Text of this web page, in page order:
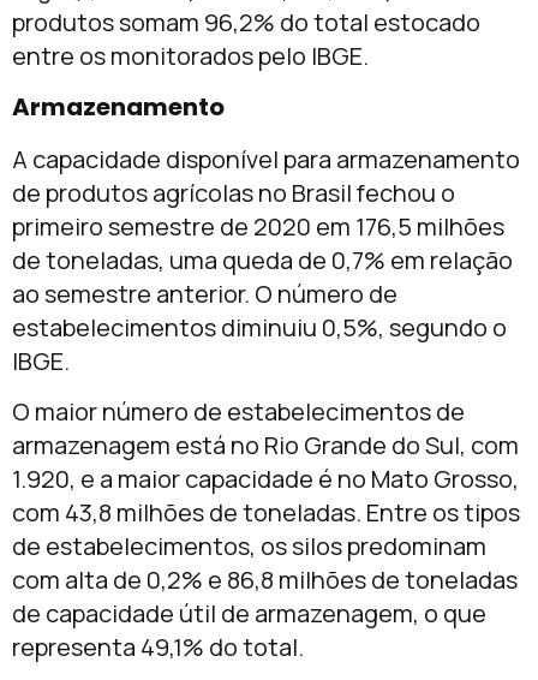
produtos somam 96,2% do total estocado
entre os monitorados pelo IBGE.
Armazenamento
A capacidade disponível para armazenamento
de produtos agrícolas no Brasil fechou o
primeiro semestre de 2020 em 176,5 milhões
de toneladas, uma queda de 0,7% em relação
ao semestre anterior. O número de
estabelecimentos diminuiu 0,5%, segundo o
IBGE.
O maior número de estabelecimentos de
armazenagem está no Rio Grande do Sul, com
1.920, e a maior capacidade é no Mato Grosso,
com 43,8 milhões de toneladas. Entre os tipos
de estabelecimentos, os silos predominam
com alta de 0,2% e 86,8 milhões de toneladas
de capacidade útil de armazenagem, o que
representa 49,1% do total.